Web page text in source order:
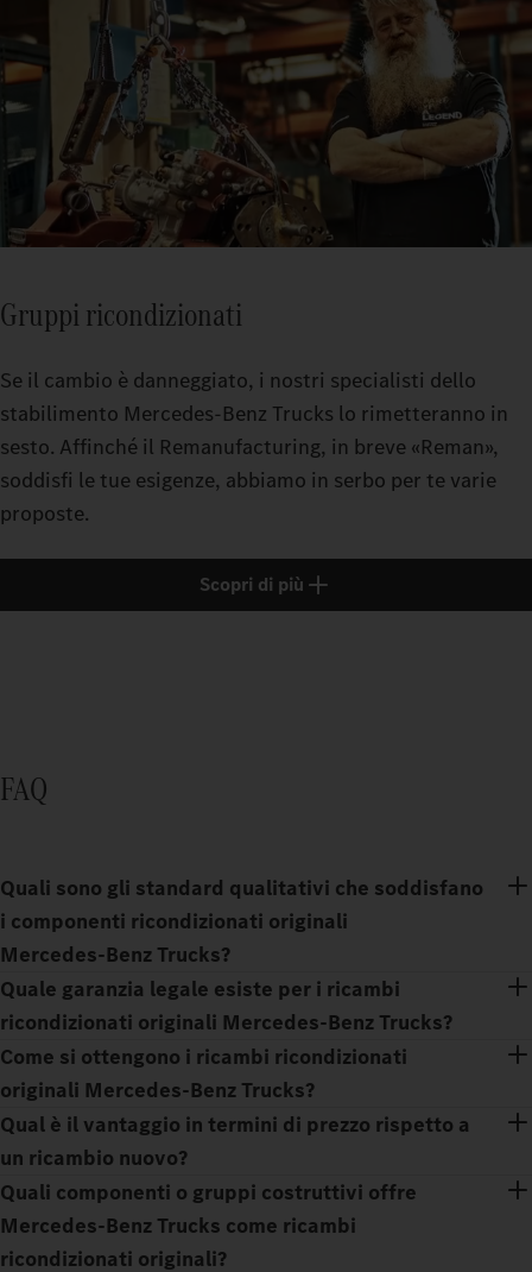
Gruppi ricondizionati
Se il cambio è danneggiato, i nostri specialisti dello
stabilimento Mercedes‑Benz Trucks lo rimetteranno in
sesto. Affinché il Remanufacturing, in breve «Reman»,
soddisfi le tue esigenze, abbiamo in serbo per te varie
proposte.
Scopri di più
FAQ
Quali sono gli standard qualitativi che soddisfano
i componenti ricondizionati originali
Mercedes‑Benz Trucks?
Quale garanzia legale esiste per i ricambi
ricondizionati originali Mercedes‑Benz Trucks?
Come si ottengono i ricambi ricondizionati
originali Mercedes‑Benz Trucks?
Qual è il vantaggio in termini di prezzo rispetto a
un ricambio nuovo?
Quali componenti o gruppi costruttivi offre
Mercedes‑Benz Trucks come ricambi
ricondizionati originali?